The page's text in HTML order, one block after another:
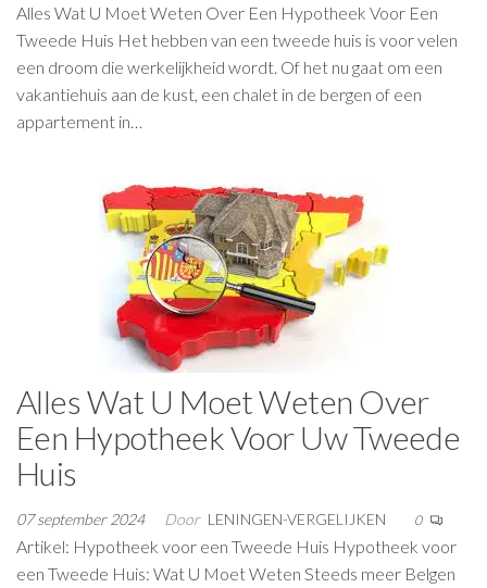
Alles Wat U Moet Weten Over Een Hypotheek Voor Een
Tweede Huis Het hebben van een tweede huis is voor velen
een droom die werkelijkheid wordt. Of het nu gaat om een
vakantiehuis aan de kust, een chalet in de bergen of een
appartement in…
Alles Wat U Moet Weten Over
Een Hypotheek Voor Uw Tweede
Huis
07 september 2024 Door LENINGEN-VERGELIJKEN 0
Artikel: Hypotheek voor een Tweede Huis Hypotheek voor
een Tweede Huis: Wat U Moet Weten Steeds meer Belgen